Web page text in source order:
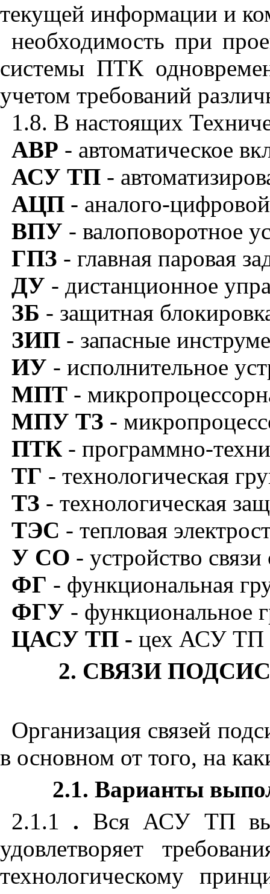
текущей информации и
необходимость при
системы ПТК
учетом требований
1.8. В настоящих
АВР - автоматическое
АСУ ТП -
АЦП - аналого-
ВПУ - валоповоротное
ГПЗ - главная паровая
ДУ - дистанционное
ЗБ - защитная
ЗИП - запасные
ИУ - исполнительное
МПТ -
МПУ ТЗ -
ПТК - программно-
ТГ - технологическая
ТЗ - технологическая
ТЭС - тепловая
У СО - устройство
ФГ - функциональная
ФГУ - функциональное
ЦАСУ ТП - цех АСУ ТП
2. СВЯЗИ
Организация связей
в основном от того, на
2.1. Варианты
2.1.1 . Вся АСУ ТП
удовлетворяет
технологическому